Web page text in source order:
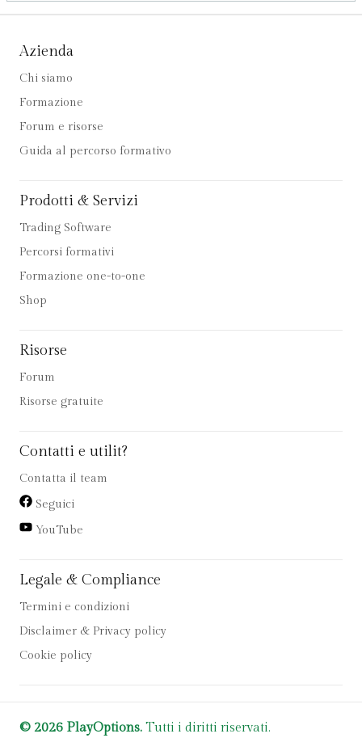
Azienda
Chi siamo
Formazione
Forum e risorse
Guida al percorso formativo
Prodotti & Servizi
Trading Software
Percorsi formativi
Formazione one-to-one
Shop
Risorse
Forum
Risorse gratuite
Contatti e utilit?
Contatta il team
Seguici
YouTube
Legale & Compliance
Termini e condizioni
Disclaimer & Privacy policy
Cookie policy
© 2026 PlayOptions. Tutti i diritti riservati.